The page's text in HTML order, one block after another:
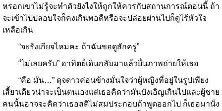
หรอกเขาไม่รู้จะทำตัวยังไงให้ถูกให้ควรกับสถานการณ์ตอนนี้ ถ้า
จะเข้าไปปลอบใจก็คงเกินพอดีหรือจะปล่อยผ่านไปก็ดูไร้หัวใจ
เหลือเกิน
“จะรังเกียจไหมคะ ถ้าฉันขอดูสักครู่”
“ไม่เลยครับ” อาทิตย์เดินกลับมาแล้วยื่นภาพถ่ายให้เธอ
“คือ มัน…” ดุจดาวค่อนข้างมั่นใจว่าผู้หญิงที่อยู่ในรูปเพียง
เสี้ยวเดียวน่าจะเป็นตนเองแต่เธอคิดว่ามันบังเอิญเกินไปและผู้ชาย
คนนั้นอาจจะคิดว่าเธอสติไม่สมประกอบถ้าพูดออกไป ก็เธอมานั่ง